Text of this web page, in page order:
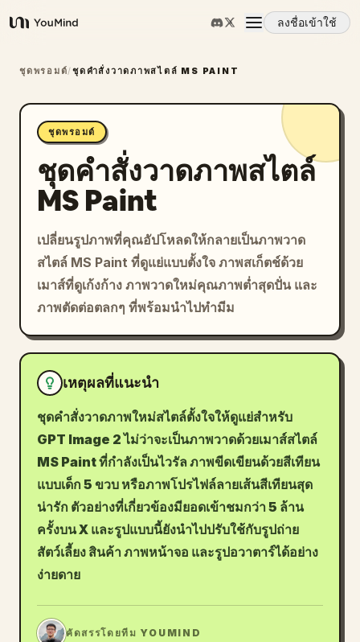
YouMind
ลงชื่อเข้าใช้
ภาพรวม
กรณีการใช้งาน
ทักษะ
พรอมต์
ราคา
ดาวน์โหลด
บล็อก
อัปเดต
ชุดพรอมต์/ชุดคำสั่งวาดภาพสไตล์ MS PAINT
ชุดพรอมต์
ชุดคำสั่งวาดภาพสไตล์
MS Paint
เปลี่ยนรูปภาพที่คุณอัปโหลดให้กลายเป็นภาพวาด
สไตล์ MS Paint ที่ดูแย่แบบตั้งใจ ภาพสเก็ตช์ด้วย
เมาส์ที่ดูเก้งก้าง ภาพวาดใหม่คุณภาพต่ำสุดปั่น และ
ภาพตัดต่อตลกๆ ที่พร้อมนำไปทำมีม
เหตุผลที่แนะนำ
ชุดคำสั่งวาดภาพใหม่สไตล์ตั้งใจให้ดูแย่สำหรับ
GPT Image 2 ไม่ว่าจะเป็นภาพวาดด้วยเมาส์สไตล์
MS Paint ที่กำลังเป็นไวรัล ภาพขีดเขียนด้วยสีเทียน
แบบเด็ก 5 ขวบ หรือภาพโปรไฟล์ลายเส้นสีเทียนสุด
น่ารัก ตัวอย่างที่เกี่ยวข้องมียอดเข้าชมกว่า 5 ล้าน
ครั้งบน X และรูปแบบนี้ยังนำไปปรับใช้กับรูปถ่าย
สัตว์เลี้ยง สินค้า ภาพหน้าจอ และรูปอวาตาร์ได้อย่าง
ง่ายดาย
JL คัดสรรโดยทีม YOUMIND